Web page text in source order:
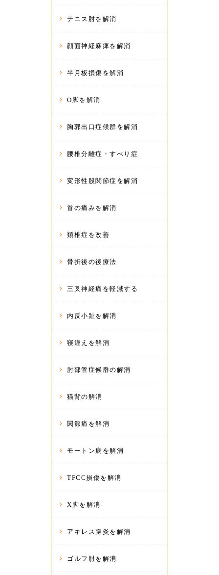
テニス肘を解消
顔面神経麻痺を解消
半月板損傷を解消
O脚を解消
胸郭出口症候群を解消
腰椎分離症・すべり症
変形性股関節症を解消
首の痛みを解消
頚椎症を改善
骨折後の後療法
三叉神経痛を軽減する
内反小趾を解消
寝違えを解消
肘部管症候群の解消
猫背の解消
関節痛を解消
モートン病を解消
TFCC損傷を解消
X脚を解消
アキレス腱炎を解消
ゴルフ肘を解消